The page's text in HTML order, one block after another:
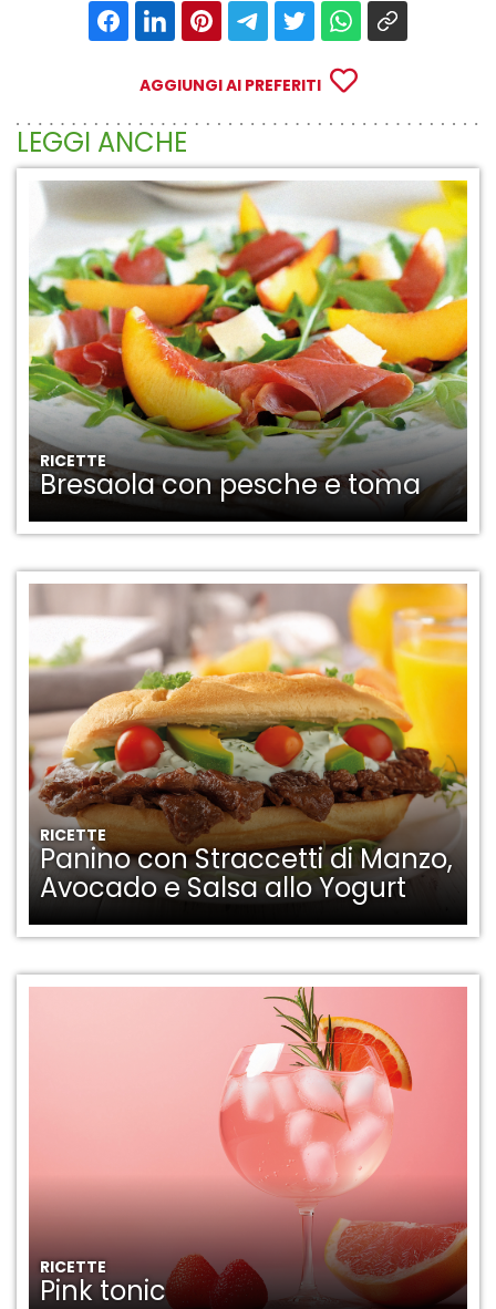
AGGIUNGI AI PREFERITI
LEGGI ANCHE
RICETTE
Bresaola con pesche e toma
RICETTE
Panino con Straccetti di Manzo,
Avocado e Salsa allo Yogurt
RICETTE
Pink tonic